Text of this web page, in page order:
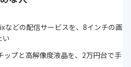
などの配信サービスを、8インチの画
い
ップと高解像度液晶を、2万円台で手